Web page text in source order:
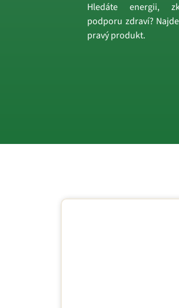
Hledáte energii,
podporu zdraví?
pravý produkt.